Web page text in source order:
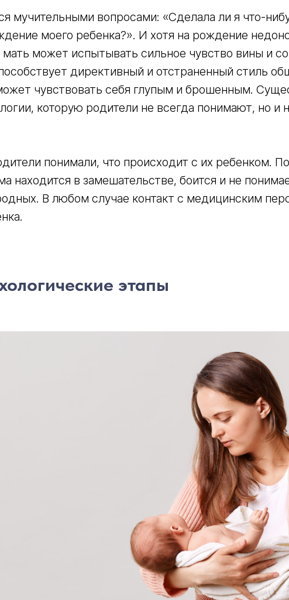
мучительными вопросами: «Сделала ли я что-
моего ребенка?». И хотя на рождение
может испытывать сильное чувство вины и
директивный и отстраненный стиль
чувствовать себя глупым и брошенным.
которую родители не всегда понимают, но и
понимали, что происходит с их ребенком.
находится в замешательстве, боится и не
В любом случае контакт с медицинским
этапы